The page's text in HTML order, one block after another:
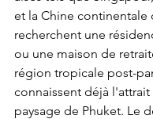
et la Chine continentale
recherchent une
ou une maison de
région tropicale post-
connaissent déjà
paysage de Phuket. Le